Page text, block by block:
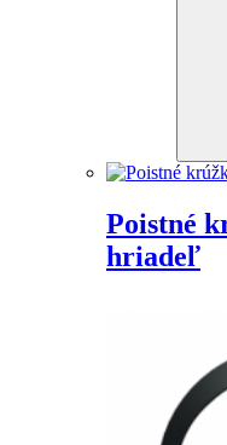
Poistné
hriadeľ